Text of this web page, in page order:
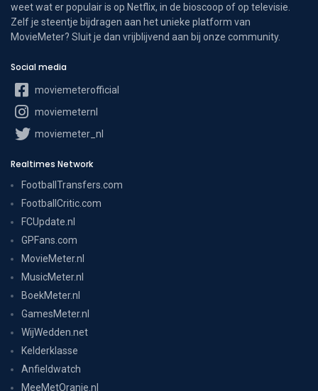
weet wat er populair is op Netflix, in de bioscoop of op televisie.
Zelf je steentje bijdragen aan het unieke platform van
MovieMeter? Sluit je dan vrijblijvend aan bij onze community.
Social media
moviemeterofficial
moviemeternl
moviemeter_nl
Realtimes Network
FootballTransfers.com
FootballCritic.com
FCUpdate.nl
GPFans.com
MovieMeter.nl
MusicMeter.nl
BoekMeter.nl
GamesMeter.nl
WijWedden.net
Kelderklasse
Anfieldwatch
MeeMetOranje.nl